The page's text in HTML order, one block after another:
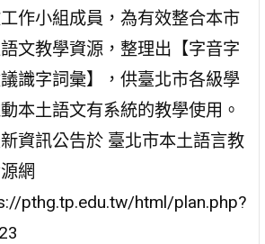
作小組成員，為有效整合本市
文教學資源，整理出【字音字
識字詞彙】，供臺北市各級學
本土語文有系統的教學使用。
資訊公告於 臺北市本土語言教
網
pthg.tp.edu.tw/html/plan.php?